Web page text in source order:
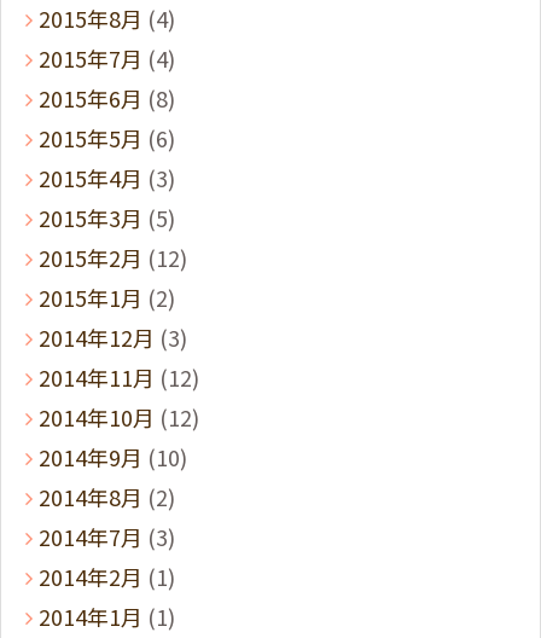
2015年8月 (4)
2015年7月 (4)
2015年6月 (8)
2015年5月 (6)
2015年4月 (3)
2015年3月 (5)
2015年2月 (12)
2015年1月 (2)
2014年12月 (3)
2014年11月 (12)
2014年10月 (12)
2014年9月 (10)
2014年8月 (2)
2014年7月 (3)
2014年2月 (1)
2014年1月 (1)